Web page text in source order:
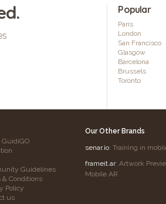
Popular
Paris
London
San Francisco
Glasgow
Barcelona
Brussels
Toronto
GuidiGO
Guidelines
& Conditions
Policy
us
Our Other Brands
senar.io: Training in
frameit.ar: Artwork
Mobile AR